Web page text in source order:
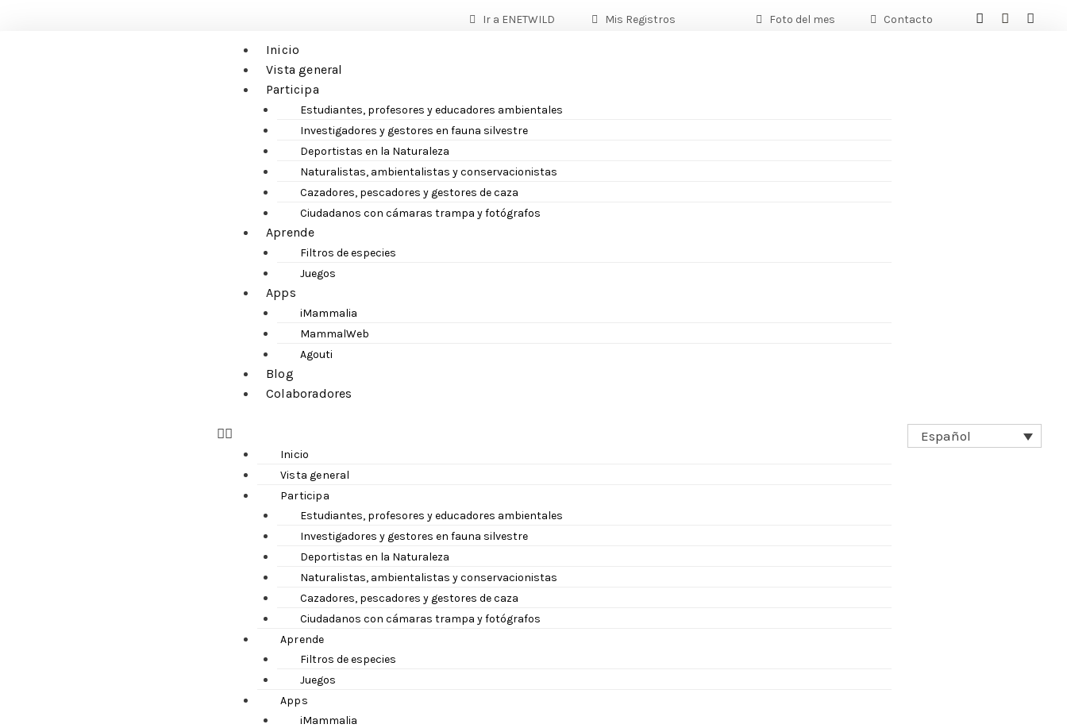
Ir a ENETWILD Mis Registros Foto del mes Contacto
Inicio
Vista general
Participa
Estudiantes, profesores y educadores ambientales
Investigadores y gestores en fauna silvestre
Deportistas en la Naturaleza
Naturalistas, ambientalistas y conservacionistas
Cazadores, pescadores y gestores de caza
Ciudadanos con cámaras trampa y fotógrafos
Aprende
Filtros de especies
Juegos
Apps
iMammalia
MammalWeb
Agouti
Blog
Colaboradores
Inicio
Vista general
Participa
Estudiantes, profesores y educadores ambientales
Investigadores y gestores en fauna silvestre
Deportistas en la Naturaleza
Naturalistas, ambientalistas y conservacionistas
Cazadores, pescadores y gestores de caza
Ciudadanos con cámaras trampa y fotógrafos
Aprende
Filtros de especies
Juegos
Apps
iMammalia
Español